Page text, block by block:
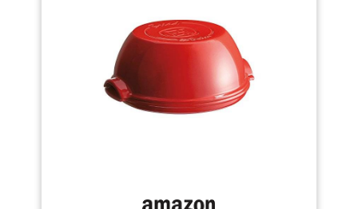
croustillant sans avoir à le sortir
de son moule pendant la
cuisson et sans avoir à ajouter
d'eau dans le four. Fabrication
française depuis 1850 La
céramique Emile Henry ne
contient pas de plomb, nickel
ou cadmium Emballage